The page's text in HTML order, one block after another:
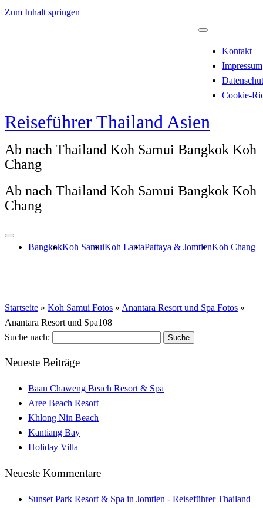
Zum Inhalt springen
Kontakt
Impressum
Cookie-
Reiseführer Thailand Asien
Ab nach Thailand Koh Samui Bangkok Koh
Chang
Ab nach Thailand Koh Samui Bangkok Koh
Chang
BangkokKoh SamuiKoh LantaPattaya & JomtienKoh Chang
Startseite » Koh Samui Fotos » Anantara Resort und Spa Fotos »
Anantara Resort und Spa108
Suche nach:
Neueste Beiträge
Baan Chaweng Beach Resort & Spa
Aree Beach Resort
Khlong Nin Beach
Kantiang Bay
Holiday Villa
Neueste Kommentare
Sunset Park Resort & Spa in Jomtien - Reiseführer Thailand